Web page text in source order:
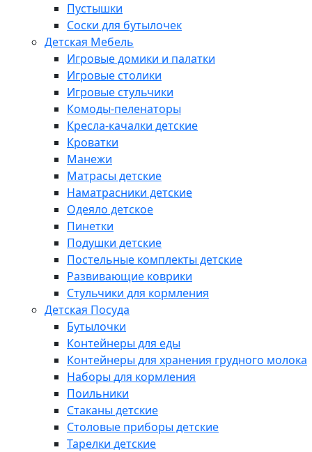
Пустышки
Соски для бутылочек
Детская Мебель
Игровые домики и палатки
Игровые столики
Игровые стульчики
Комоды-пеленаторы
Кресла-качалки детские
Кроватки
Манежи
Матрасы детские
Наматрасники детские
Одеяло детское
Пинетки
Подушки детские
Постельные комплекты детские
Развивающие коврики
Стульчики для кормления
Детская Посуда
Бутылочки
Контейнеры для еды
Контейнеры для хранения грудного молока
Наборы для кормления
Поильники
Стаканы детские
Столовые приборы детские
Тарелки детские